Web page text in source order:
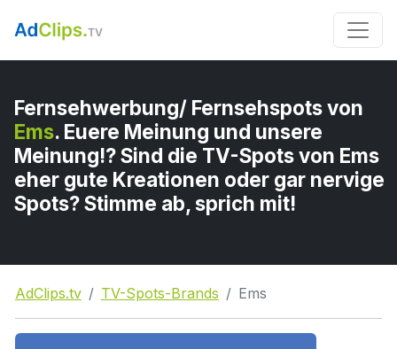
Fernsehwerbung/ Fernsehspots von
Ems. Euere Meinung und unsere
Meinung!? Sind die TV-Spots von Ems
eher gute Kreationen oder gar nervige
Spots? Stimme ab, sprich mit!
AdClips.tv TV-Spots-Brands Ems